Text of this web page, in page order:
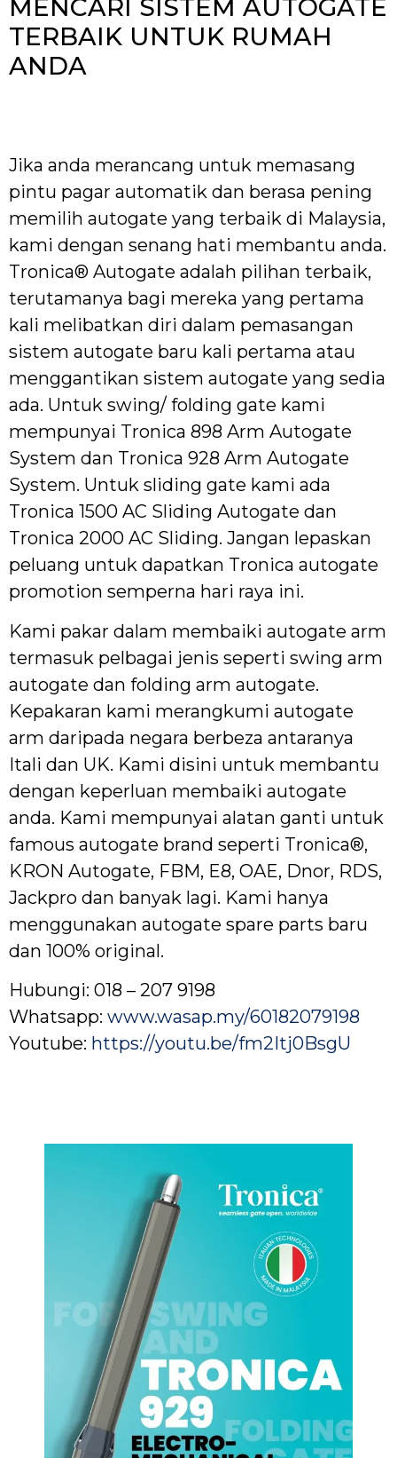
MENCARI SISTEM AUTOGATE
TERBAIK UNTUK RUMAH
ANDA
Jika anda merancang untuk memasang
pintu pagar automatik dan berasa pening
memilih autogate yang terbaik di Malaysia,
kami dengan senang hati membantu anda.
Tronica® Autogate adalah pilihan terbaik,
terutamanya bagi mereka yang pertama
kali melibatkan diri dalam pemasangan
sistem autogate baru kali pertama atau
menggantikan sistem autogate yang sedia
ada. Untuk swing/ folding gate kami
mempunyai Tronica 898 Arm Autogate
System dan Tronica 928 Arm Autogate
System. Untuk sliding gate kami ada
Tronica 1500 AC Sliding Autogate dan
Tronica 2000 AC Sliding. Jangan lepaskan
peluang untuk dapatkan Tronica autogate
promotion semperna hari raya ini.
Kami pakar dalam membaiki autogate arm
termasuk pelbagai jenis seperti swing arm
autogate dan folding arm autogate.
Kepakaran kami merangkumi autogate
arm daripada negara berbeza antaranya
Itali dan UK. Kami disini untuk membantu
dengan keperluan membaiki autogate
anda. Kami mempunyai alatan ganti untuk
famous autogate brand seperti Tronica®,
KRON Autogate, FBM, E8, OAE, Dnor, RDS,
Jackpro dan banyak lagi. Kami hanya
menggunakan autogate spare parts baru
dan 100% original.
Hubungi: 018 – 207 9198
Whatsapp: www.wasap.my/60182079198
Youtube: https://youtu.be/fm2Itj0BsgU